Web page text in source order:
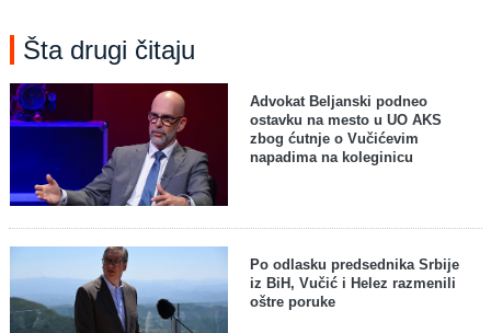
Šta drugi čitaju
Advokat Beljanski podneo
ostavku na mesto u UO AKS
zbog ćutnje o Vučićevim
napadima na koleginicu
Po odlasku predsednika Srbije
iz BiH, Vučić i Helez razmenili
oštre poruke